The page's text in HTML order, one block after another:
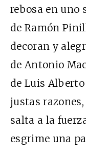
rebosa en uno
de Ramón
decoran y
de Antonio
de Luis Alberto
justas
salta a la
esgrime una